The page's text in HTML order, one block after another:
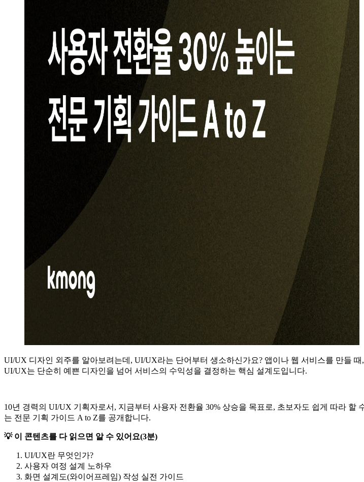
UI/UX 디자인 외주를 알아보려는데, UI/UX라는 단어부터 생소하신가요? 앱이나 웹 서비스를 만들 때,
UI/UX는 단순히 예쁜 디자인을 넘어 서비스의 수익성을 결정하는 핵심 설계도입니다.
10년 경력의 UI/UX 기획자로서, 지금부터 사용자 전환율 30% 상승을 목표로, 초보자도 쉽게 따라 할
는 전문 기획 가이드 A to Z를 공개합니다.
💡 이 콘텐츠를 다 읽으면 알 수 있어요(3분)
UI/UX란 무엇인가?
사용자 여정 설계 노하우
화면 설계도(와이어프레임) 작성 실전 가이드